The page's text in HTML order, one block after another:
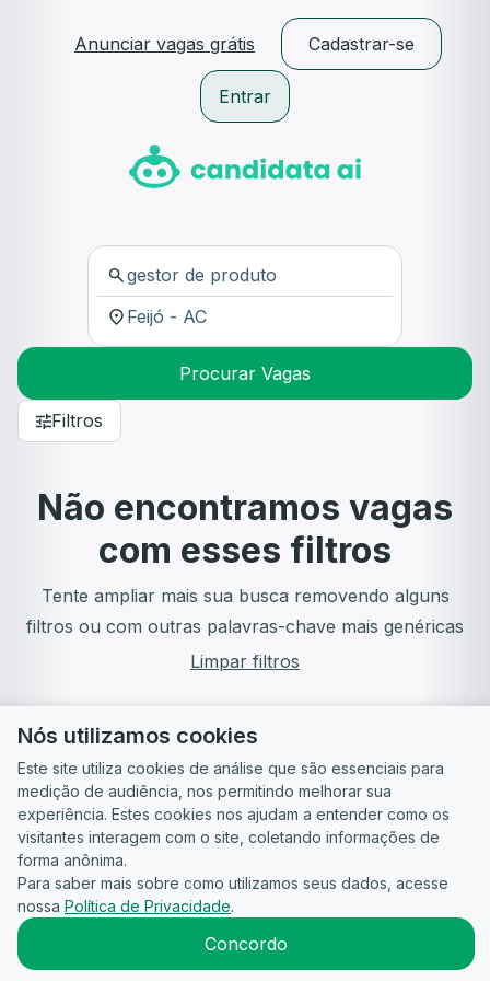
Anunciar vagas grátis Cadastrar-se
Entrar
Procurar Vagas
Filtros
Não encontramos vagas
com esses filtros
Tente ampliar mais sua busca removendo alguns
filtros ou com outras palavras-chave mais genéricas
Limpar filtros
Guia do
Candidato
Para
empresas
Política de
Privacidade
Termos
2026CandidataAI
Nós utilizamos cookies
Este site utiliza cookies de análise que são essenciais para
medição de audiência, nos permitindo melhorar sua
experiência. Estes cookies nos ajudam a entender como os
visitantes interagem com o site, coletando informações de
forma anônima.
Para saber mais sobre como utilizamos seus dados, acesse
nossa Política de Privacidade.
Concordo